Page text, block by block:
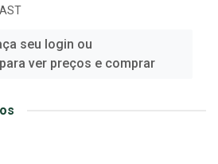
seu login ou
ver preços e comprar